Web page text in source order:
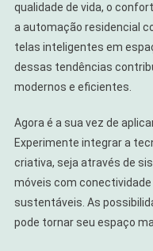
qualidade de vida, o
a automação residencial
telas inteligentes em
dessas tendências
modernos e eficientes.
Agora é a sua vez de
Experimente integrar a
criativa, seja através de
móveis com
sustentáveis. As
pode tornar seu espaço